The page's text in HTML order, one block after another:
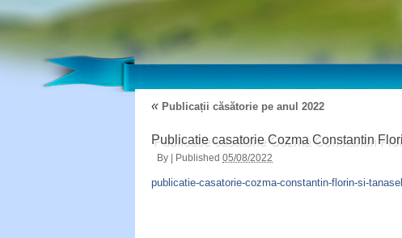
« Publicații căsătorie pe anul 2022
Publicatie casatorie Cozma Constantin
By | Published 05/08/2022
publicatie-casatorie-cozma-constantin-florin-si-